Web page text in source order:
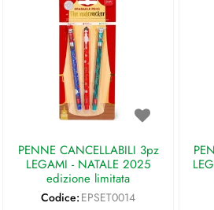
PENNE CANCELLABILI 3pz
LEGAMI - NATALE 2025
edizione limitata
Codice: EPSET0014